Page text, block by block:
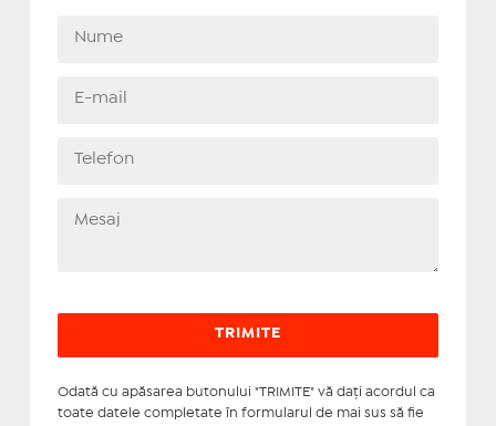
Odată cu apăsarea butonului "TRIMITE" vă daţi acordul ca
toate datele completate în formularul de mai sus să fie